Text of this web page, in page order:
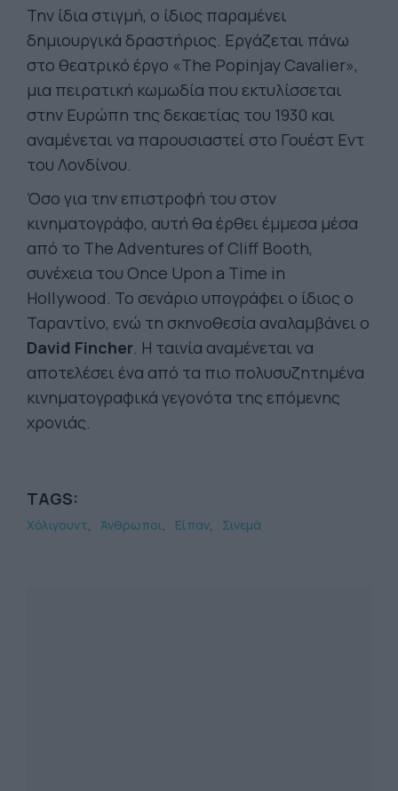
Την ίδια στιγμή, ο ίδιος παραμένει
δημιουργικά δραστήριος. Εργάζεται πάνω
στο θεατρικό έργο «The Popinjay Cavalier»,
μια πειρατική κωμωδία που εκτυλίσσεται
στην Ευρώπη της δεκαετίας του 1930 και
αναμένεται να παρουσιαστεί στο Γουέστ Εντ
του Λονδίνου.
Όσο για την επιστροφή του στον
κινηματογράφο, αυτή θα έρθει έμμεσα μέσα
από το The Adventures of Cliff Booth,
συνέχεια του Once Upon a Time in
Hollywood. Το σενάριο υπογράφει ο ίδιος ο
Ταραντίνο, ενώ τη σκηνοθεσία αναλαμβάνει ο
David Fincher. Η ταινία αναμένεται να
αποτελέσει ένα από τα πιο πολυσυζητημένα
κινηματογραφικά γεγονότα της επόμενης
χρονιάς.
TAGS:
Χόλιγουντ Άνθρωποι Είπαν Σινεμά